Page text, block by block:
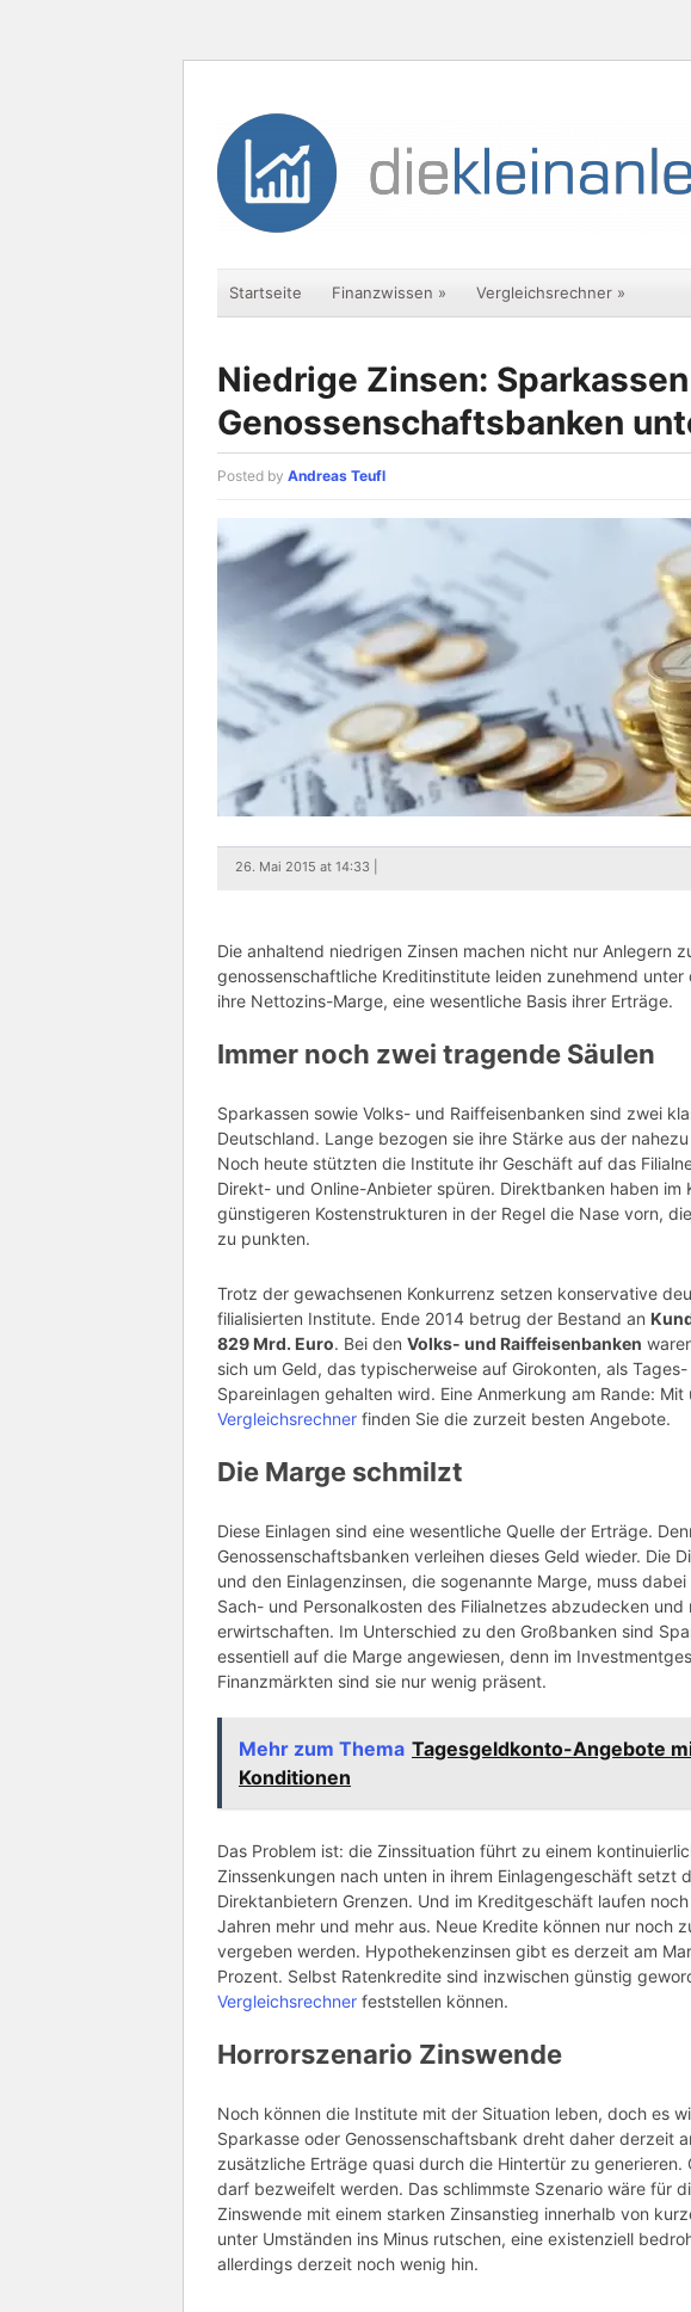
Startseite Finanzwissen » Vergleichsrechner »
Niedrige Zinsen:
Genossenschaftsbanken
Posted by Andreas Teufl
26. Mai 2015 at 14:33 |
Die anhaltend niedrigen Zinsen machen nicht nur Anlegern
genossenschaftliche Kreditinstitute leiden zunehmend
ihre Nettozins-Marge, eine wesentliche Basis ihrer Erträge.
Immer noch zwei tragende Säulen
Sparkassen sowie Volks- und Raiffeisenbanken sind zwei
Deutschland. Lange bezogen sie ihre Stärke aus der
Noch heute stützten die Institute ihr Geschäft auf das
Direkt- und Online-Anbieter spüren. Direktbanken haben
günstigeren Kostenstrukturen in der Regel die Nase vorn,
zu punkten.
Trotz der gewachsenen Konkurrenz setzen konservative
filialisierten Institute. Ende 2014 betrug der Bestand an
829 Mrd. Euro. Bei den Volks- und Raiffeisenbanken
sich um Geld, das typischerweise auf Girokonten, als
Spareinlagen gehalten wird. Eine Anmerkung am Rande: Mit
Vergleichsrechner finden Sie die zurzeit besten Angebote.
Die Marge schmilzt
Diese Einlagen sind eine wesentliche Quelle der Erträge.
Genossenschaftsbanken verleihen dieses Geld wieder. Die
und den Einlagenzinsen, die sogenannte Marge, muss
Sach- und Personalkosten des Filialnetzes abzudecken und
erwirtschaften. Im Unterschied zu den Großbanken sind
essentiell auf die Marge angewiesen, denn im
Finanzmärkten sind sie nur wenig präsent.
Mehr zum Thema Tagesgeldkonto-Angebote
Konditionen
Das Problem ist: die Zinssituation führt zu einem
Zinssenkungen nach unten in ihrem Einlagengeschäft setzt
Direktanbietern Grenzen. Und im Kreditgeschäft laufen
Jahren mehr und mehr aus. Neue Kredite können nur noch
vergeben werden. Hypothekenzinsen gibt es derzeit am
Prozent. Selbst Ratenkredite sind inzwischen günstig
Vergleichsrechner feststellen können.
Horrorszenario Zinswende
Noch können die Institute mit der Situation leben, doch es
Sparkasse oder Genossenschaftsbank dreht daher derzeit
zusätzliche Erträge quasi durch die Hintertür zu
darf bezweifelt werden. Das schlimmste Szenario wäre für
Zinswende mit einem starken Zinsanstieg innerhalb von
unter Umständen ins Minus rutschen, eine existenziell
allerdings derzeit noch wenig hin.